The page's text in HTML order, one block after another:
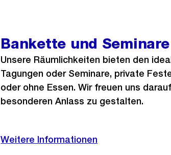
Bankette und Seminare
Unsere Räumlichkeiten bieten den
Tagungen oder Seminare, private
oder ohne Essen. Wir freuen uns
besonderen Anlass zu gestalten.
Weitere Informationen